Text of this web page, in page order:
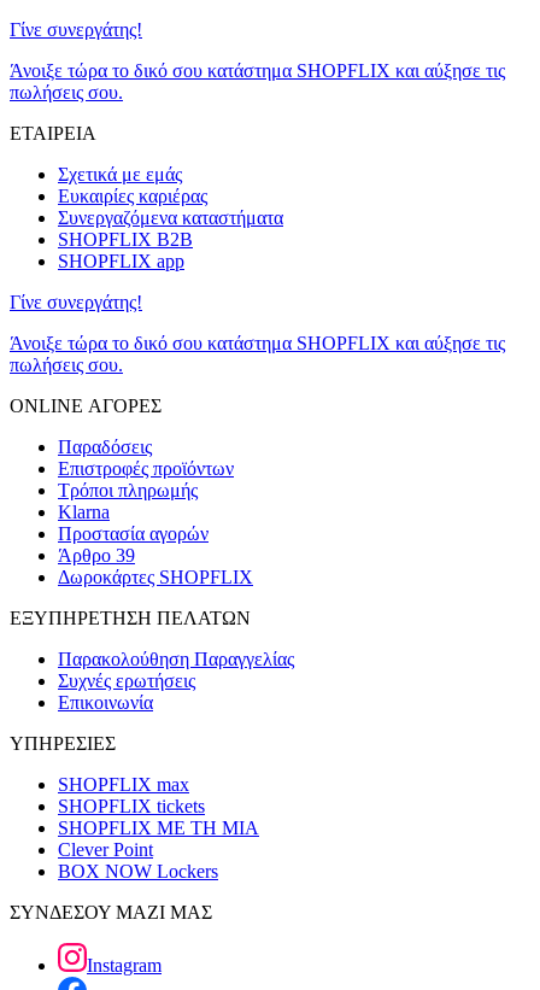
Γίνε συνεργάτης!
Άνοιξε τώρα το δικό σου κατάστημα SHOPFLIX και αύξησε τις
πωλήσεις σου.
ΕΤΑΙΡΕΙΑ
Σχετικά με εμάς
Ευκαιρίες καριέρας
Συνεργαζόμενα καταστήματα
SHOPFLIX B2B
SHOPFLIX app
Γίνε συνεργάτης!
Άνοιξε τώρα το δικό σου κατάστημα SHOPFLIX και αύξησε τις
πωλήσεις σου.
ONLINE ΑΓΟΡΕΣ
Παραδόσεις
Επιστροφές προϊόντων
Τρόποι πληρωμής
Klarna
Προστασία αγορών
Άρθρο 39
Δωροκάρτες SHOPFLIX
ΕΞΥΠΗΡΕΤΗΣΗ ΠΕΛΑΤΩΝ
Παρακολούθηση Παραγγελίας
Συχνές ερωτήσεις
Επικοινωνία
ΥΠΗΡΕΣΙΕΣ
SHOPFLIX max
SHOPFLIX tickets
SHOPFLIX ΜΕ ΤΗ ΜΙΑ
Clever Point
BOX NOW Lockers
ΣΥΝΔΕΣΟΥ ΜΑΖΙ ΜΑΣ
Instagram